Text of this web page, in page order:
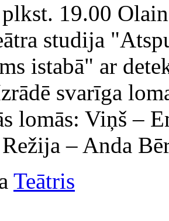
19.00
studija
istabā" ar
svarīga
lomās: Viņš –
– Anda
Teātris